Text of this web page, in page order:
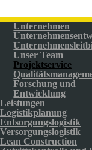
Unternehmen
Unser Team
Projektservice
Forschung und
Entwicklung
Leistungen
Logistikplanung
Entsorgungslogistik
Versorgungslogistik
Lean Construction